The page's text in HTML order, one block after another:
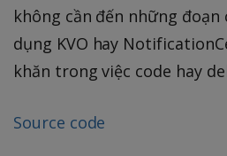
không cần đến những
dụng KVO hay
khăn trong việc code hay
Source code